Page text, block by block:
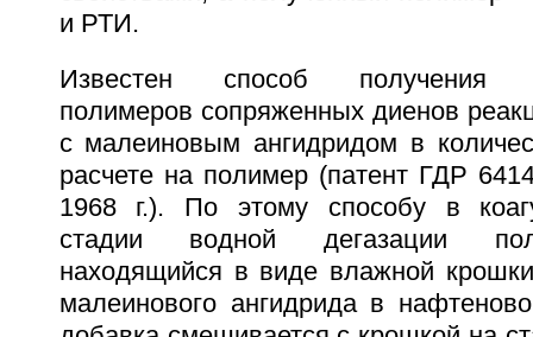
и РТИ.
Известен способ получения
полимеров сопряженных диенов
с малеиновым ангидридом в
расчете на полимер (патент ГДР
1968 г.). По этому способу в
стадии водной дегазации
находящийся в виде влажной
малеинового ангидрида в